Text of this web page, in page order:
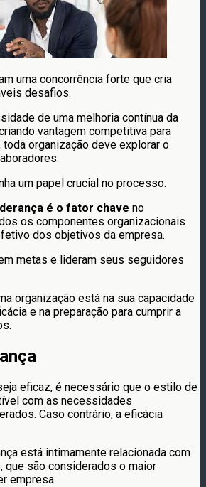
uma concorrência forte que cria
​​desafios.
de uma melhoria contínua da
vantagem competitiva para
organização deve explorar o
um papel crucial no processo.
é o fator chave no
os componentes organizacionais
dos objetivos da empresa.
metas e lideram seus seguidores
organização está na sua capacidade
e na preparação para cumprir a
eficaz, é necessário que o estilo de
com as necessidades
Caso contrário, a eficácia
está intimamente relacionada com
que são considerados o maior
empresa.